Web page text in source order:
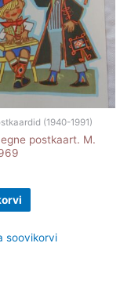
(1940-1991)
postkaart. M.
soovikorvi